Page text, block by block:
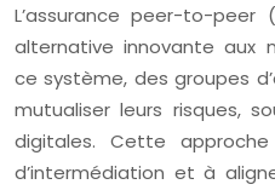
L’assurance peer-to-
alternative innovante aux
ce système, des groupes
mutualiser leurs risques,
digitales. Cette
d’intermédiation et à